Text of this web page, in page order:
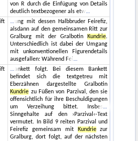
von R durch die Einfügung von Details
deutlich textbezogener als etw
ung mit dessen Halbbruder Feirefiz,
alsdann auf den gemeinsamen Ritt zur
Gralburg mit der Gralbotin Kundrie.
Unterschiedlich ist dabei der Umgang
mit unkonventionellen Figurendetails
ausgefallen: Während Fei
ankett folgt. Bei diesem Bankett
befindet sich die textgetreu mit
Eberzähnen dargestellte Gralbotin
Kundrie zu Füßen von Parzival, den sie
offensichtlich für ihre Beschuldigungen
um Verzeihung bittet. Insbes
Sinngehalte auf den ›Parzival‹-Text
vermutet. In Bild 9 reiten Parzival und
Feirefiz gemeinsam mit
Kundriezur
Gralburg, dort folgt, auf der nächsten